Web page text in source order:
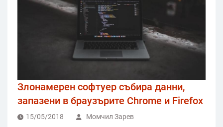
Злонамерен софтуер събира данни,
запазени в браузърите Chrome и Firefox
15/05/2018 Момчил Зарев